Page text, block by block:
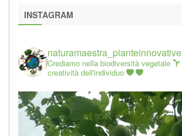
INSTAGRAM
naturamaestra_pianteinnovative
Crediamo nella biodiversità vegetale
creatività dell'individuo